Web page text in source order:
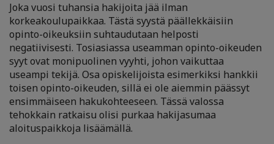
Joka vuosi tuhansia hakijoita jää ilman
korkeakoulupaikkaa. Tästä syystä päällekkäisiin
opinto-oikeuksiin suhtaudutaan helposti
negatiivisesti. Tosiasiassa useamman opinto-oikeuden
syyt ovat monipuolinen vyyhti, johon vaikuttaa
useampi tekijä. Osa opiskelijoista esimerkiksi hankkii
toisen opinto-oikeuden, sillä ei ole aiemmin päässyt
ensimmäiseen hakukohteeseen. Tässä valossa
tehokkain ratkaisu olisi purkaa hakijasumaa
aloituspaikkoja lisäämällä.